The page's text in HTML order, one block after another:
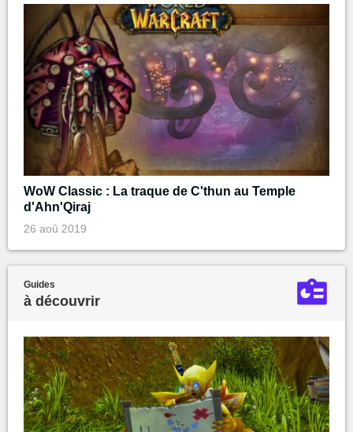
WoW Classic : La traque de C'thun au Temple
d'Ahn'Qiraj
26 aoû 2019
Guides
à découvrir